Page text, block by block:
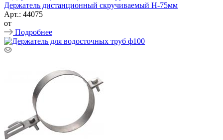
Держатель дистанционный скручиваемый Н-75мм
Арт.: 44075
от
Подробнее